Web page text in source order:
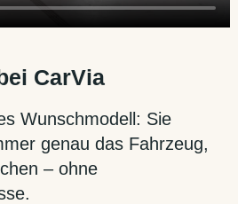
CarVia
Wunschmodell: Sie
genau das Fahrzeug,
– ohne